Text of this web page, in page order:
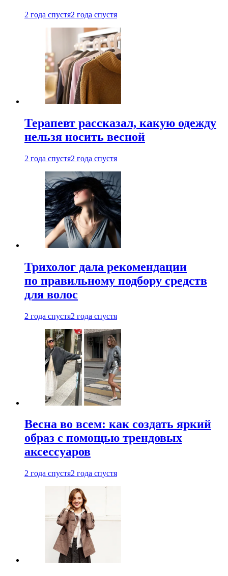
2 года спустя2 года спустя
Терапевт рассказал, какую одежду
нельзя носить весной
2 года спустя2 года спустя
Трихолог дала рекомендации
по правильному подбору средств
для волос
2 года спустя2 года спустя
Весна во всем: как создать яркий
образ с помощью трендовых
аксессуаров
2 года спустя2 года спустя